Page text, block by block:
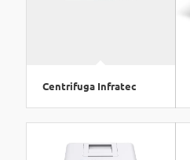
Centrifuga Infratec